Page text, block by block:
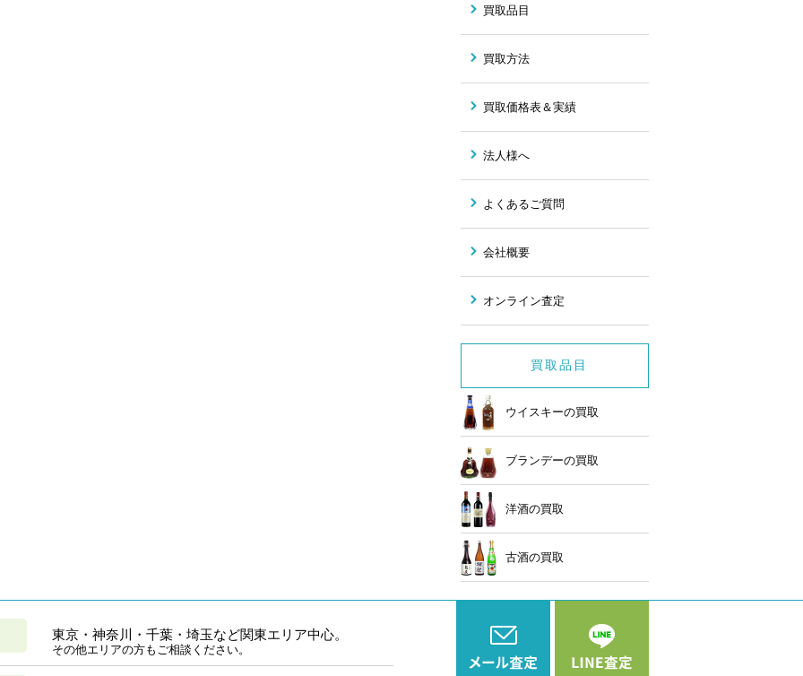
買取品目
買取方法
買取価格表＆実績
法人様へ
よくあるご質問
会社概要
オンライン査定
買取品目
ウイスキーの買取
ブランデーの買取
洋酒の買取
古酒の買取
東京・神奈川・千葉・埼玉など関東エリア中心。
その他エリアの方もご相談ください。